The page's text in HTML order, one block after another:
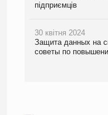
підприємців
30 квітня 2024
Защита данных на
советы по